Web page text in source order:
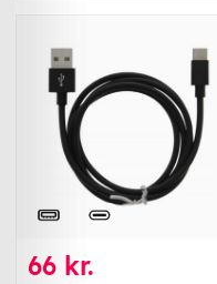
66 kr.